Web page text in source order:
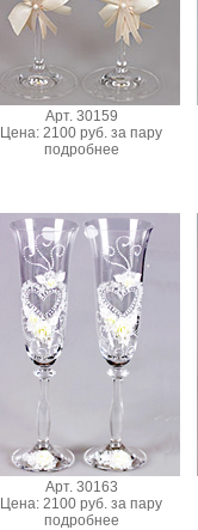
Арт. 30159
Цена: 2100 руб. за пару
подробнее
Арт. 30163
Цена: 2100 руб. за пару
подробнее